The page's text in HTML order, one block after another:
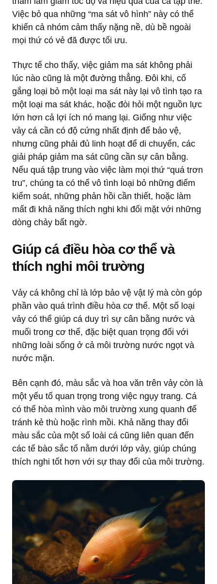
Việc bỏ qua những “ma sát vô hình” này có thể
khiến cả nhóm cảm thấy nặng nề, dù bề ngoài
mọi thứ có vẻ đã được tối ưu.
Thực tế cho thấy, việc giảm ma sát không phải
lúc nào cũng là một đường thẳng. Đôi khi, cố
gắng loại bỏ một loại ma sát này lại vô tình tạo ra
một loại ma sát khác, hoặc đòi hỏi một nguồn lực
lớn hơn cả lợi ích nó mang lại. Giống như việc
vảy cá cần có độ cứng nhất định để bảo vệ,
nhưng cũng phải đủ linh hoạt để di chuyển, các
giải pháp giảm ma sát cũng cần sự cân bằng.
Nếu quá tập trung vào việc làm mọi thứ “quá trơn
tru”, chúng ta có thể vô tình loại bỏ những điểm
kiểm soát, những phản hồi cần thiết, hoặc làm
mất đi khả năng thích nghi khi đối mặt với những
dòng chảy bất ngờ.
Giúp cá điều hòa cơ thể và
thích nghi môi trường
Vảy cá không chỉ là lớp bảo vệ vật lý mà còn góp
phần vào quá trình điều hòa cơ thể. Một số loại
vảy có thể giúp cá duy trì sự cân bằng nước và
muối trong cơ thể, đặc biệt quan trọng đối với
những loài sống ở cả môi trường nước ngọt và
nước mặn.
Bên cạnh đó, màu sắc và hoa văn trên vảy còn là
một yếu tố quan trọng trong việc ngụy trang. Cá
có thể hòa mình vào môi trường xung quanh để
tránh kẻ thù hoặc rình mồi. Khả năng thay đổi
màu sắc của một số loài cá cũng liên quan đến
các tế bào sắc tố nằm dưới lớp vảy, giúp chúng
thích nghi tốt hơn với sự thay đổi của môi trường.